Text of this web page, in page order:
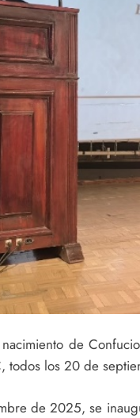
de
todos los 20 de
de 2025, se